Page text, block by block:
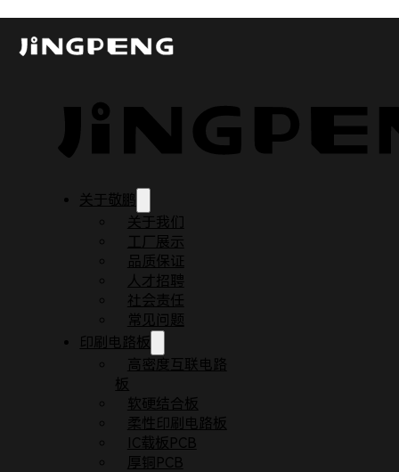
关于敬鹏
关于我们
工厂展示
品质保证
人才招聘
社会责任
常见问题
印刷电路板
高密度互联电路
板
软硬结合板
柔性印刷电路板
IC载板PCB
厚铜PCB
阅读时间：7 分钟